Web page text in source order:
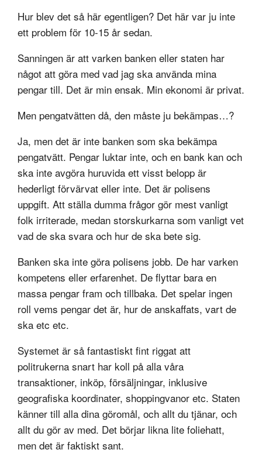
Hur blev det så här egentligen? Det här var ju inte
ett problem för 10-15 år sedan.
Sanningen är att varken banken eller staten har
något att göra med vad jag ska använda mina
pengar till. Det är min ensak. Min ekonomi är privat.
Men pengatvätten då, den måste ju bekämpas…?
Ja, men det är inte banken som ska bekämpa
pengatvätt. Pengar luktar inte, och en bank kan och
ska inte avgöra huruvida ett visst belopp är
hederligt förvärvat eller inte. Det är polisens
uppgift. Att ställa dumma frågor gör mest vanligt
folk irriterade, medan storskurkarna som vanligt vet
vad de ska svara och hur de ska bete sig.
Banken ska inte göra polisens jobb. De har varken
kompetens eller erfarenhet. De flyttar bara en
massa pengar fram och tillbaka. Det spelar ingen
roll vems pengar det är, hur de anskaffats, vart de
ska etc etc.
Systemet är så fantastiskt fint riggat att
politrukerna snart har koll på alla våra
transaktioner, inköp, försäljningar, inklusive
geografiska koordinater, shoppingvanor etc. Staten
känner till alla dina göromål, och allt du tjänar, och
allt du gör av med. Det börjar likna lite foliehatt,
men det är faktiskt sant.